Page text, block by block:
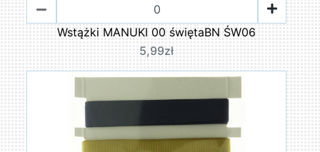
Wstążki MANUKI 00 świętaBN ŚW06
5,99zł